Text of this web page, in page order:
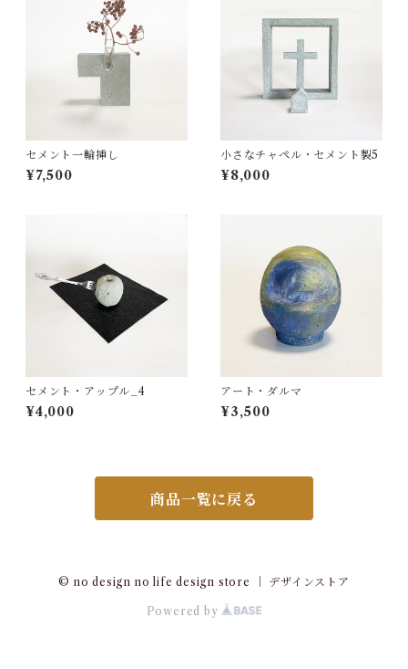
セメント一輪挿し
¥7,500
小さなチャペル・セメント製5
¥8,000
セメント・アップル_4
¥4,000
アート・ダルマ
¥3,500
商品一覧に戻る
© no design no life design store ｜ デザインストア
Powered by